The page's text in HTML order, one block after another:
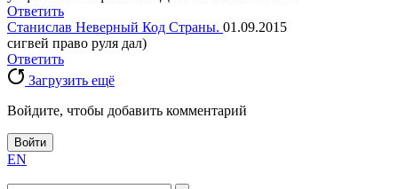
Ответить
Станислав Неверный Код Страны. 01.09.2015
сигвей право руля дал)
Ответить
Загрузить ещё
Войдите, чтобы добавить комментарий
Войти
EN